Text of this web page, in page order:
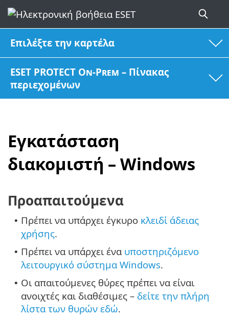
Επιλέξτε την καρτέλα
ESET PROTECT On-Prem – Πίνακας
περιεχομένων
Εγκατάσταση
διακομιστή – Windows
Προαπαιτούμενα
• Πρέπει να υπάρχει έγκυρο κλειδί άδειας
χρήσης.
• Πρέπει να υπάρχει ένα υποστηριζόμενο
λειτουργικό σύστημα Windows.
• Οι απαιτούμενες θύρες πρέπει να είναι
ανοιχτές και διαθέσιμες – δείτε την πλήρη
λίστα των θυρών εδώ.